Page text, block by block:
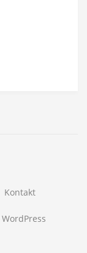
Kontakt
WordPress